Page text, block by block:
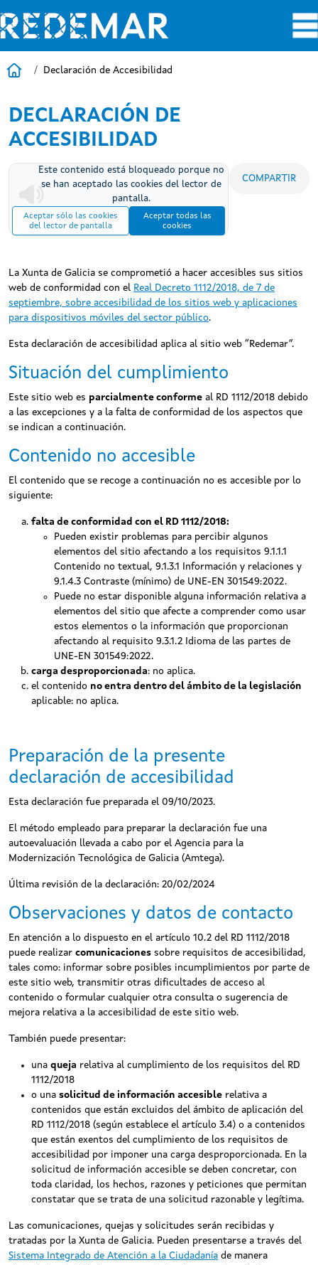
Inicio
Declaración de Accesibilidad
DECLARACIÓN DE
ACCESIBILIDAD
Este contenido está bloqueado porque no
se han aceptado las cookies del lector de
pantalla.
Aceptar sólo las cookies
del lector de pantalla
Aceptar todas las
cookies
COMPARTIR
La Xunta de Galicia se comprometió a hacer accesibles sus sitios
web de conformidad con el Real Decreto 1112/2018, de 7 de
septiembre, sobre accesibilidad de los sitios web y aplicaciones
para dispositivos móviles del sector público.
Esta declaración de accesibilidad aplica al sitio web “Redemar”.
Situación del cumplimiento
Este sitio web es parcialmente conforme al RD 1112/2018 debido
a las excepciones y a la falta de conformidad de los aspectos que
se indican a continuación.
Contenido no accesible
El contenido que se recoge a continuación no es accesible por lo
siguiente:
falta de conformidad con el RD 1112/2018:
Pueden existir problemas para percibir algunos
elementos del sitio afectando a los requisitos 9.1.1.1
Contenido no textual, 9.1.3.1 Información y relaciones y
9.1.4.3 Contraste (mínimo) de UNE-EN 301549:2022.
Puede no estar disponible alguna información relativa a
elementos del sitio que afecte a comprender como usar
estos elementos o la información que proporcionan
afectando al requisito 9.3.1.2 Idioma de las partes de
UNE-EN 301549:2022.
carga desproporcionada: no aplica.
el contenido no entra dentro del ámbito de la legislación
aplicable: no aplica.
Preparación de la presente
declaración de accesibilidad
Esta declaración fue preparada el 09/10/2023.
El método empleado para preparar la declaración fue una
autoevaluación llevada a cabo por el Agencia para la
Modernización Tecnológica de Galicia (Amtega).
Última revisión de la declaración: 20/02/2024
Observaciones y datos de contacto
En atención a lo dispuesto en el artículo 10.2 del RD 1112/2018
puede realizar comunicaciones sobre requisitos de accesibilidad,
tales como: informar sobre posibles incumplimientos por parte de
este sitio web, transmitir otras dificultades de acceso al
contenido o formular cualquier otra consulta o sugerencia de
mejora relativa a la accesibilidad de este sitio web.
También puede presentar:
una queja relativa al cumplimiento de los requisitos del RD
1112/2018
o una solicitud de información accesible relativa a
contenidos que están excluidos del ámbito de aplicación del
RD 1112/2018 (según establece el artículo 3.4) o a contenidos
que están exentos del cumplimiento de los requisitos de
accesibilidad por imponer una carga desproporcionada. En la
solicitud de información accesible se deben concretar, con
toda claridad, los hechos, razones y peticiones que permitan
constatar que se trata de una solicitud razonable y legítima.
Las comunicaciones, quejas y solicitudes serán recibidas y
tratadas por la Xunta de Galicia. Pueden presentarse a través del
Sistema Integrado de Atención a la Ciudadanía de manera